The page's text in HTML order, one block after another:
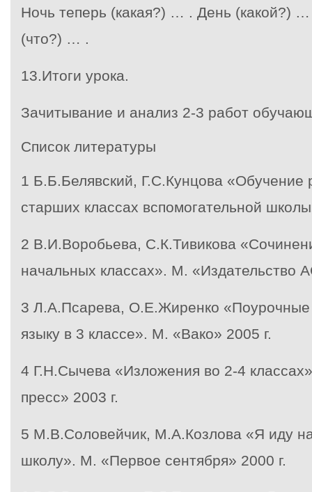
Ночь теперь (какая?) … . День (какой?)
(что?) … .
13.Итоги урока.
Зачитывание и анализ 2-3 работ
Список литературы
1 Б.Б.Белявский, Г.С.Кунцова «Обучение
старших классах вспомогательной
2 В.И.Воробьева, С.К.Тивикова
начальных классах». М. «Издательство
3 Л.А.Псарева, О.Е.Жиренко «Поурочные
языку в 3 классе». М. «Вако» 2005 г.
4 Г.Н.Сычева «Изложения во 2-4
пресс» 2003 г.
5 М.В.Соловейчик, М.А.Козлова «Я иду
школу». М. «Первое сентября» 2000 г.